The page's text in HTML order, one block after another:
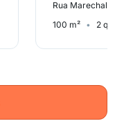
Rua Marechal
100 m²
2